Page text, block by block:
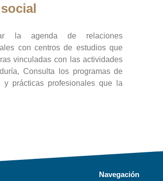
la agenda de relaciones
con centros de estudios que
vinculadas con las actividades
Consulta los programas de
y prácticas profesionales que la
Navegación